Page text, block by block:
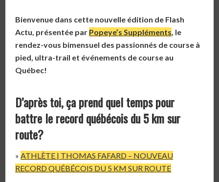
Bienvenue dans cette nouvelle édition de Flash
Actu, présentée par Popeye’s Suppléments, le
rendez-vous bimensuel des passionnés de course à
pied, ultra-trail et événements de course au
Québec!
D’après toi, ça prend quel temps pour
battre le record québécois du 5 km sur
route?
» ATHLÈTE | THOMAS FAFARD – NOUVEAU
RECORD QUÉBÉCOIS DU 5 KM SUR ROUTE